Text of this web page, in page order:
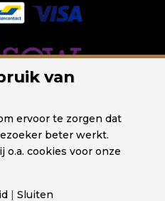
van
ervoor te zorgen dat
beter werkt.
o.a. cookies voor onze
| Sluiten